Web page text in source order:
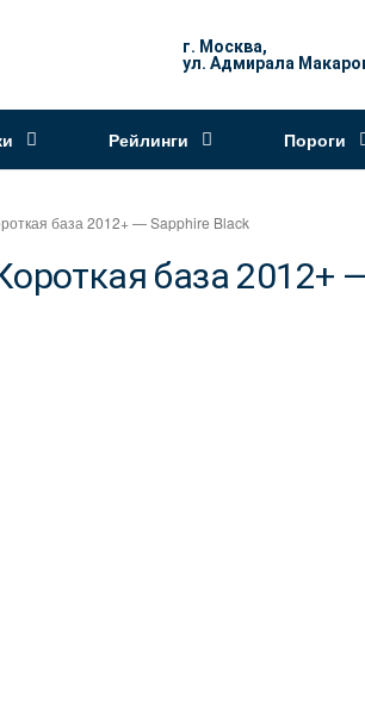
г. Москва,
ул. Адмирала
Рейлинги Пороги
база 2012+ — Sapphire Black
база 2012+